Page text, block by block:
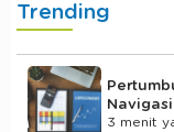
Trending
3 menit